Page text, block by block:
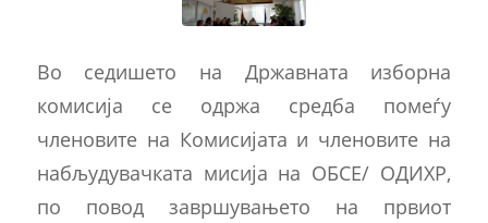
Во седишето на Државната изборна
комисија се одржа средба помеѓу
членовите на Комисијата и членовите на
набљудувачката мисија на ОБСЕ/ ОДИХР,
по повод завршувањето на првиот